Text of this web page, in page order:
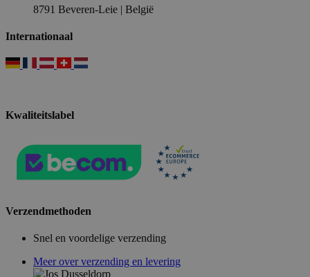
8791 Beveren-Leie | België
Internationaal
Kwaliteitslabel
Verzendmethoden
Snel en voordelige verzending
Meer over verzending en levering